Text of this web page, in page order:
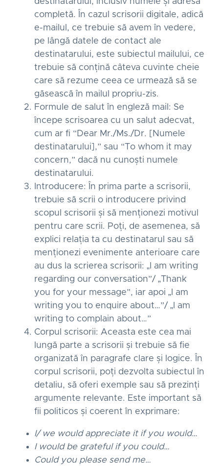
completă. În cazul scrisorii digitale, adică
e-mailul, ce trebuie să avem în vedere,
pe lângă datele de contact ale
destinatarului, este subiectul mailului, ce
trebuie să conțină câteva cuvinte cheie
care să rezume ceea ce urmează să se
găsească în mailul propriu-zis.
Formule de salut în engleză mail: Se
începe scrisoarea cu un salut adecvat,
cum ar fi “Dear Mr./Ms./Dr. [Numele
destinatarului],” sau “To whom it may
concern,” dacă nu cunoști numele
destinatarului.
Introducere: În prima parte a scrisorii,
trebuie să scrii o introducere privind
scopul scrisorii și să menționezi motivul
pentru care scrii. Poți, de asemenea, să
explici relația ta cu destinatarul sau să
menționezi evenimente anterioare care
au dus la scrierea scrisorii: „I am writing
regarding our conversation”/ „Thank
you for your message”, iar apoi „I am
writing you to enquire about…”/ „I am
writing to complain about…”
Corpul scrisorii: Aceasta este cea mai
lungă parte a scrisorii și trebuie să fie
organizată în paragrafe clare și logice. În
corpul scrisorii, poți dezvolta subiectul în
detaliu, să oferi exemple sau să prezinți
argumente relevante. Este important să
fii politicos și coerent în exprimare:
I/ we would appreciate it if you would…
I would be grateful if you could…
Could you please send me…